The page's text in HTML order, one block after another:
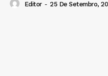
Editor - 25 De Setembro,